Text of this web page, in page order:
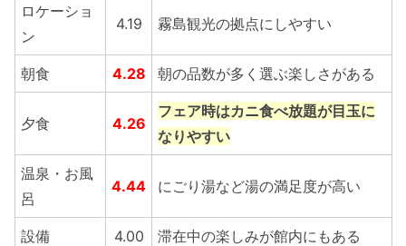
ロケーショ
ン
4.19 霧島観光の拠点にしやすい
朝食 4.28 朝の品数が多く選ぶ楽しさがある
夕食 4.26
フェア時はカニ食べ放題が目玉に
なりやすい
温泉・お風
呂
4.44 にごり湯など湯の満足度が高い
設備 4.00 滞在中の楽しみが館内にもある